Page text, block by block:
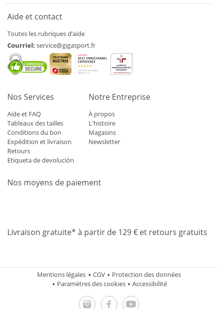
Aide et contact
Toutes les rubriques d’aide
Courriel: service@gigasport.fr
Nos Services
Aide et FAQ
Tableaux des tailles
Conditions du bon
Expédition et livraison
Retours
Etiqueta de devolución
Notre Entreprise
À propos
L'histoire
Magasins
Newsletter
Nos moyens de paiement
Livraison gratuite* à partir de 129 € et retours gratuits
Mentions légales CGV
Protection des données
Paramètres des cookies
Accessibilité